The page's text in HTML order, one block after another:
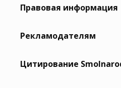
Правовая информация
Рекламодателям
Цитирование